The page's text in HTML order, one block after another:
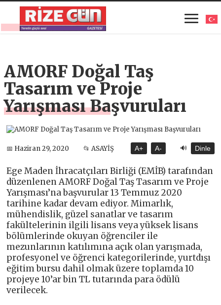
AMORF Doğal Taş
Tasarım ve Proje
Yarışması Başvuruları
📅 Haziran 29, 2020 📂 ASAYİŞ A+ A- 🔊 Dinle
Ege Maden İhracatçıları Birliği (EMİB) tarafından
düzenlenen AMORF Doğal Taş Tasarım ve Proje
Yarışması’na başvurular 13 Temmuz 2020
tarihine kadar devam ediyor. Mimarlık,
mühendislik, güzel sanatlar ve tasarım
fakültelerinin ilgili lisans veya yüksek lisans
bölümlerinde okuyan öğrenciler ile
mezunlarının katılımına açık olan yarışmada,
profesyonel ve öğrenci kategorilerinde, yurtdışı
eğitim bursu dahil olmak üzere toplamda 10
projeye 10’ar bin TL tutarında para ödülü
verilecek.